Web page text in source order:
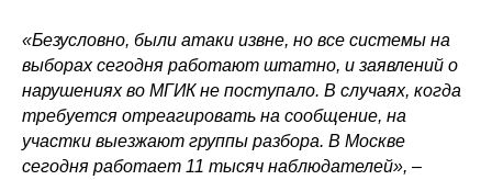
«Безусловно, были атаки извне, но все системы на
выборах сегодня работают штатно, и заявлений о
нарушениях во МГИК не поступало. В случаях, когда
требуется отреагировать на сообщение, на
участки выезжают группы разбора. В Москве
сегодня работает 11 тысяч наблюдателей», –